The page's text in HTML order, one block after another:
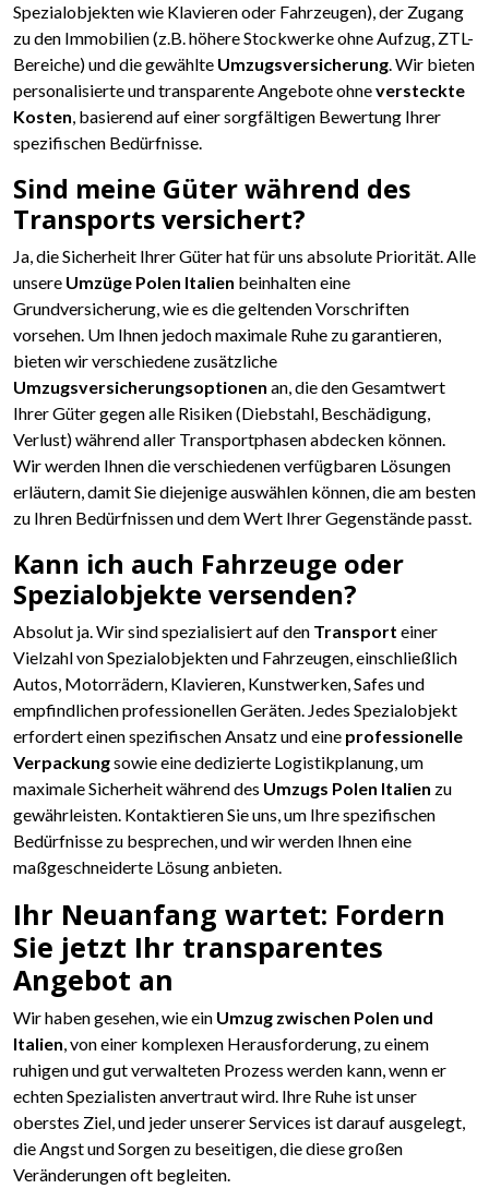
Spezialobjekten wie Klavieren oder Fahrzeugen), der Zugang
zu den Immobilien (z.B. höhere Stockwerke ohne Aufzug, ZTL-
Bereiche) und die gewählte Umzugsversicherung. Wir bieten
personalisierte und transparente Angebote ohneversteckte
Kosten, basierend auf einer sorgfältigen Bewertung Ihrer
spezifischen Bedürfnisse.
Sind meine Güter während des
Transports versichert?
Ja, die Sicherheit Ihrer Güter hat für uns absolute Priorität. Alle
unsere Umzüge Polen Italien beinhalten eine
Grundversicherung, wie es die geltenden Vorschriften
vorsehen. Um Ihnen jedoch maximale Ruhe zu garantieren,
bieten wir verschiedene zusätzliche
Umzugsversicherungsoptionen an, die den Gesamtwert
Ihrer Güter gegen alle Risiken (Diebstahl, Beschädigung,
Verlust) während aller Transportphasen abdecken können.
Wir werden Ihnen die verschiedenen verfügbaren Lösungen
erläutern, damit Sie diejenige auswählen können, die am besten
zu Ihren Bedürfnissen und dem Wert Ihrer Gegenstände passt.
Kann ich auch Fahrzeuge oder
Spezialobjekte versenden?
Absolut ja. Wir sind spezialisiert auf den Transport einer
Vielzahl von Spezialobjekten und Fahrzeugen, einschließlich
Autos, Motorrädern, Klavieren, Kunstwerken, Safes und
empfindlichen professionellen Geräten. Jedes Spezialobjekt
erfordert einen spezifischen Ansatz und eine professionelle
Verpackungsowie eine dedizierte Logistikplanung, um
maximale Sicherheit während des Umzugs Polen Italien zu
gewährleisten. Kontaktieren Sie uns, um Ihre spezifischen
Bedürfnisse zu besprechen, und wir werden Ihnen eine
maßgeschneiderte Lösung anbieten.
Ihr Neuanfang wartet: Fordern
Sie jetzt Ihr transparentes
Angebot an
Wir haben gesehen, wie ein Umzug zwischen Polen und
Italien, von einer komplexen Herausforderung, zu einem
ruhigen und gut verwalteten Prozess werden kann, wenn er
echten Spezialisten anvertraut wird. Ihre Ruhe ist unser
oberstes Ziel, und jeder unserer Services ist darauf ausgelegt,
die Angst und Sorgen zu beseitigen, die diese großen
Veränderungen oft begleiten.